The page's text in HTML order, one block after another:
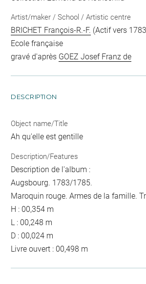
Artist/maker / School / Artistic centre
BRICHET François-R.-F. (Actif vers
Ecole française
gravé d'après GOEZ Josef Franz de
DESCRIPTION
Object name/Title
Ah qu'elle est gentille
Description/Features
Description de l'album :
Augsbourg. 1783/1785.
Maroquin rouge. Armes de la famille.
H : 00,354 m
L : 00,248 m
D : 00,024 m
Livre ouvert : 00,498 m